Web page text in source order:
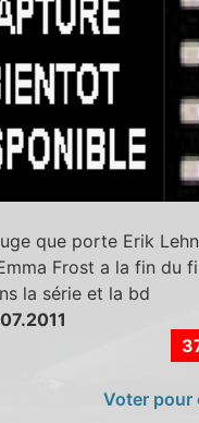
que porte Erik
Frost a la fin du
la série et la bd
Voter pour